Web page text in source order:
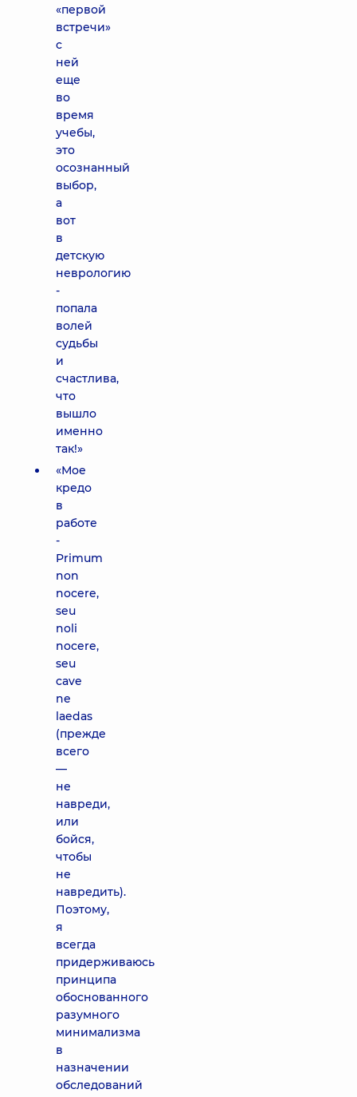
«первой
встречи»
с
ней
еще
во
время
учебы,
это
осознанный
выбор,
а
вот
в
детскую
неврологию
-
попала
волей
судьбы
и
счастлива,
что
вышло
именно
так!»
«Мое
кредо
в
работе
-
Primum
non
nocere,
seu
noli
nocere,
seu
cave
ne
laedas
(прежде
всего
—
не
навреди,
или
бойся,
чтобы
не
навредить).
Поэтому,
я
всегда
придерживаюсь
принципа
обоснованного
разумного
минимализма
в
назначении
обследований